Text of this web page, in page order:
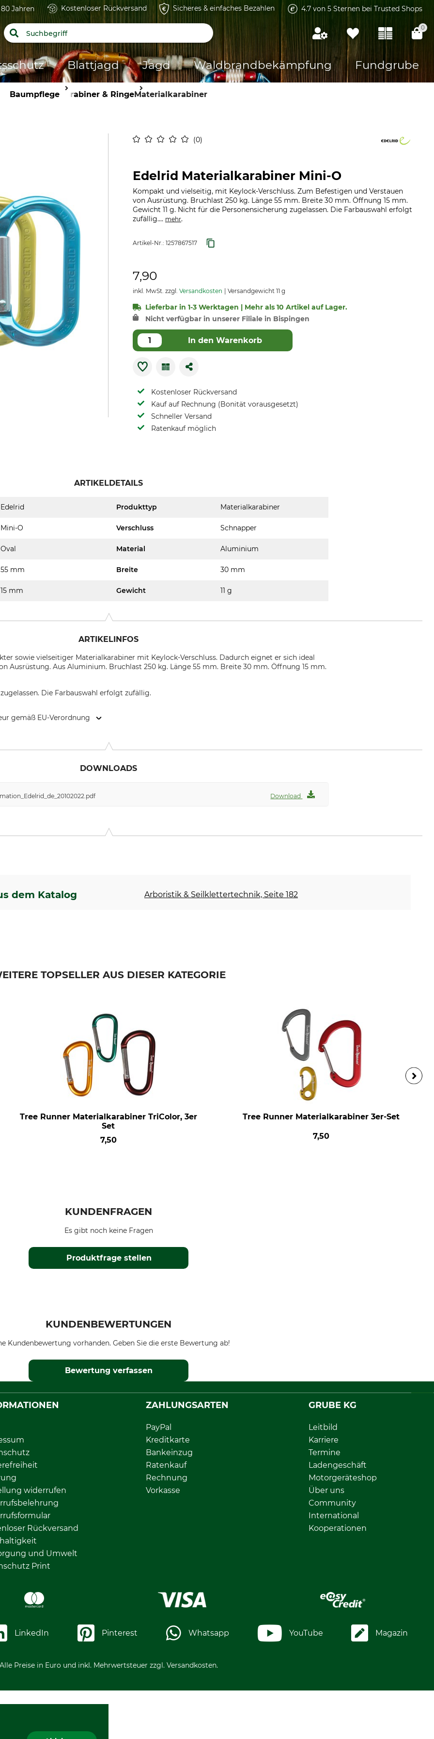
Jahren Kostenloser Rückversand Sicheres & einfaches Bezahlen 4.7 von 5 Sternen bei Trusted Shops
0
Blattjagd Jagd Waldbrandbekämpfung Fundgrube
Baumpflege Karabiner & RingeMaterialkarabiner
0
Edelrid Materialkarabiner Mini-O
Kompakt und vielseitig, mit Keylock-Verschluss. Zum Befestigen und Verstauen
von Ausrüstung. Bruchlast 250 kg. Länge 55 mm. Breite 30 mm. Öffnung 15 mm.
Gewicht 11 g. Nicht für die Personensicherung zugelassen. Die Farbauswahl erfolgt
zufällig.... mehr.
Artikel-Nr.: 1257867517
7,90
inkl. MwSt. zzgl. Versandkosten Versandgewicht 11 g
Lieferbar in 1-3 Werktagen | Mehr als 10 Artikel auf Lager.
Nicht verfügbar in unserer Filiale in Bispingen
In den Warenkorb
Kostenloser Rückversand
Kauf auf Rechnung (Bonität vorausgesetzt)
Schneller Versand
Ratenkauf möglich
ARTIKELDETAILS
Edelrid Produkttyp Materialkarabiner
Mini-O Verschluss Schnapper
Oval Material Aluminium
55 mm Breite 30 mm
15 mm Gewicht 11 g
ARTIKELINFOS
sowie vielseitiger Materialkarabiner mit Keylock-Verschluss. Dadurch eignet er sich ideal
Ausrüstung. Aus Aluminium. Bruchlast 250 kg. Länge 55 mm. Breite 30 mm. Öffnung 15 mm.
Die Farbauswahl erfolgt zufällig.
gemäß EU-Verordnung
DOWNLOADS
Download
dem Katalog Arboristik & Seilklettertechnik, Seite 182
TOPSELLER AUS DIESER KATEGORIE
Tree Runner Materialkarabiner TriColor, 3er
Set
7,50
Tree Runner Materialkarabiner 3er-Set
7,50
KUNDENFRAGEN
Produktfrage stellen
Es gibt noch keine Fragen
KUNDENBEWERTUNGEN
Kundenbewertung vorhanden. Geben Sie die erste Bewertung ab!
Bewertung verfassen
widerrufen
Rückversand
und Umwelt
Print
ZAHLUNGSARTEN
PayPal
Kreditkarte
Bankeinzug
Ratenkauf
Rechnung
Vorkasse
GRUBE KG
Leitbild
Karriere
Termine
Ladengeschäft
Motorgeräteshop
Über uns
Community
International
Kooperationen
LinkedIn Pinterest Whatsapp YouTube Magazin
Preise in Euro und inkl. Mehrwertsteuer zzgl. Versandkosten.